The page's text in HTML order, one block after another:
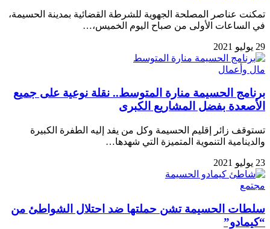
تمكنت عناصر المصلحة الجهوية للشرطة القضائية بمدينة الحسيمة،
في الساعات الأولى من صباح اليوم الخميس،…
29 يوليو 2021
مال وأعمال
برنامج الحسيمة منارة المتوسط.. نقلة نوعية على جميع
الأصعدة بفضل المشاريع الكبرى
تستوقف زائر إقليم الحسيمة وكل من يفد إليه الطفرة الكبيرة
والدينامية التنموية المتميزة التي شهدها…
23 يوليو 2021
مجتمع
سلطات الحسيمة تشن حملتها ضد احتلال الشواطئ من
“كيمادو”